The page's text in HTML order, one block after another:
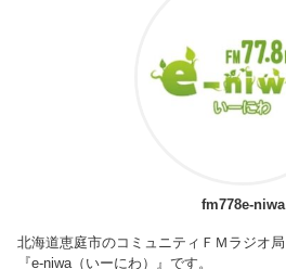
fm778e-niwa
北海道恵庭市のコミュニティＦＭラジオ局
『e-niwa（いーにわ）』です。